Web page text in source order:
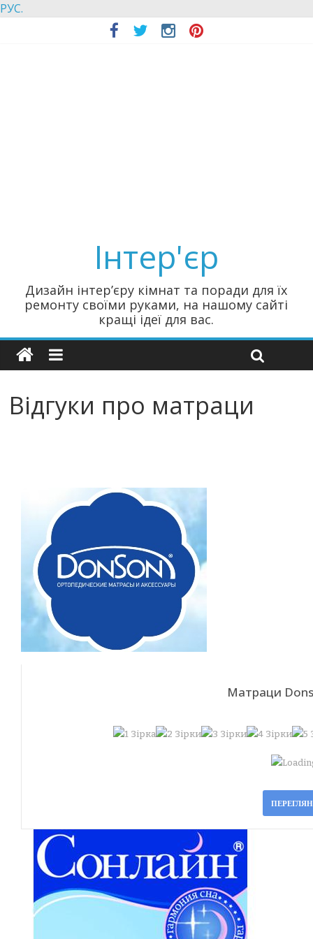
РУС.
Інтер'єр
Дизайн інтер’єру кімнат та поради для їх
ремонту своїми руками, на нашому сайті
кращі ідеї для вас.
Відгуки про матраци
Матраци